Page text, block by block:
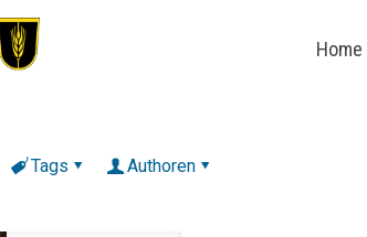
Home
Tags Authoren